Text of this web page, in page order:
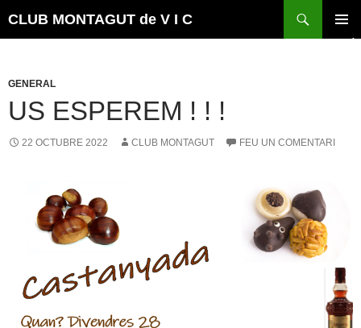
CLUB MONTAGUT de V I C
GENERAL
US ESPEREM ! ! !
22 OCTUBRE 2022 CLUB MONTAGUT FEU UN COMENTARI